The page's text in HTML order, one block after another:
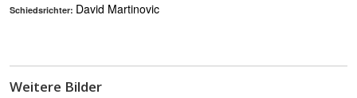
Schiedsrichter: David Martinovic
Weitere Bilder